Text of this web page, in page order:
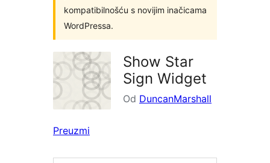
kompatibilnošću s novijim inačicama
WordPressa.
Show Star
Sign Widget
Od DuncanMarshall
Preuzmi